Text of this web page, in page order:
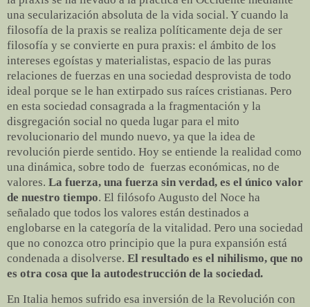
una secularización absoluta de la vida social. Y cuando la
filosofía de la praxis se realiza políticamente deja de ser
filosofía y se convierte en pura praxis: el ámbito de los
intereses egoístas y materialistas, espacio de las puras
relaciones de fuerzas en una sociedad desprovista de todo
ideal porque se le han extirpado sus raíces cristianas. Pero
en esta sociedad consagrada a la fragmentación y la
disgregación social no queda lugar para el mito
revolucionario del mundo nuevo, ya que la idea de
revolución pierde sentido. Hoy se entiende la realidad como
una dinámica, sobre todo de fuerzas económicas, no de
valores. La fuerza, una fuerza sin verdad, es el único valor
de nuestro tiempo. El filósofo Augusto del Noce ha
señalado que todos los valores están destinados a
englobarse en la categoría de la vitalidad. Pero una sociedad
que no conozca otro principio que la pura expansión está
condenada a disolverse. El resultado es el nihilismo, que no
es otra cosa que la autodestrucción de la sociedad.
En Italia hemos sufrido esa inversión de la Revolución con